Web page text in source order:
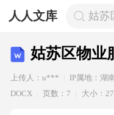
人人文库 姑苏
姑苏区物业
上传人：u*** IP属地：湖
DOCX
页数：7 大小：